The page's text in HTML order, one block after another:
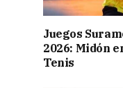
Juegos
2026: Midón
Tenis